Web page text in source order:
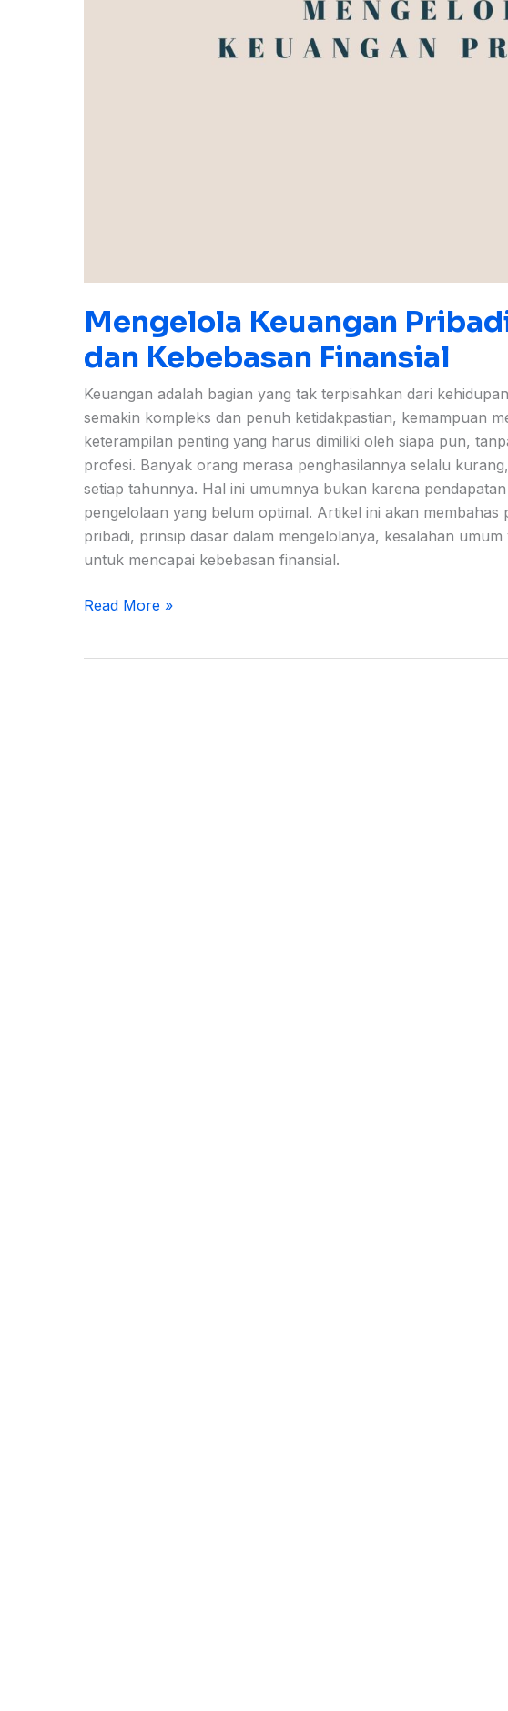
Mengelola Keuangan
dan Kebebasan Finansial
Keuangan adalah bagian yang tak terpisahkan dari
semakin kompleks dan penuh ketidakpastian, kemampuan
keterampilan penting yang harus dimiliki oleh siapa pun,
profesi. Banyak orang merasa penghasilannya selalu
setiap tahunnya. Hal ini umumnya bukan karena
pengelolaan yang belum optimal. Artikel ini akan membahas
pribadi, prinsip dasar dalam mengelolanya, kesalahan
untuk mencapai kebebasan finansial.
Read More »